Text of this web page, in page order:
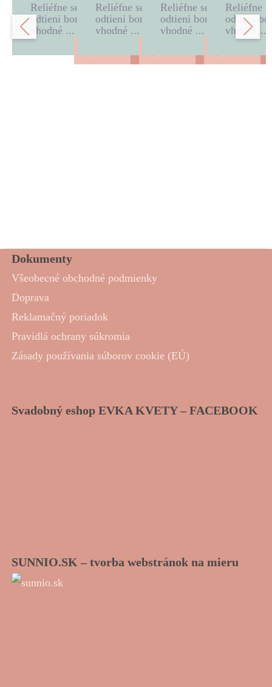
Reliéfne servítky v
odtieni bordová (Claret)
vhodné ...
Reliéfne servítky v
odtieni bordová (Claret)
vhodné ...
Reliéfne servítky v
odtieni bordová (Claret)
vhodné ...
Reliéfne
odtieni
vhodné ...
Dokumenty
Všeobecné obchodné podmienky
Doprava
Reklamačný poriadok
Pravidlá ochrany súkromia
Zásady používania súborov cookie (EÚ)
Svadobný eshop EVKA KVETY – FACEBOOK
SUNNIO.SK – tvorba webstránok na mieru